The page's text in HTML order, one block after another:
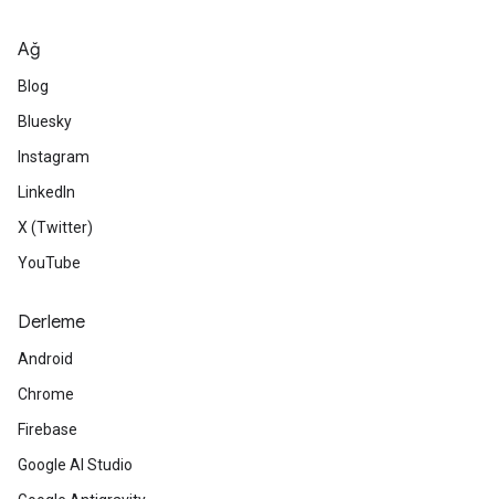
Ağ
Blog
Bluesky
Instagram
LinkedIn
X (Twitter)
YouTube
Derleme
Android
Chrome
Firebase
Google AI Studio